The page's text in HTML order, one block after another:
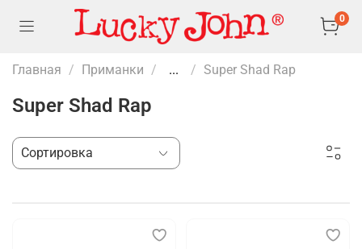
0
Главная Приманки ... Super Shad Rap
Super Shad Rap